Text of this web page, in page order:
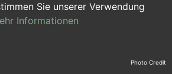
Sie unserer Verwendung
Informationen
und Nebenjobs
duale Ausbildung Photo Credit